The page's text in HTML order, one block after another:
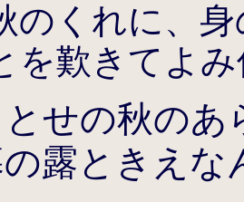
のくれに、
を歎きてよ
とせの秋の
露ときえな